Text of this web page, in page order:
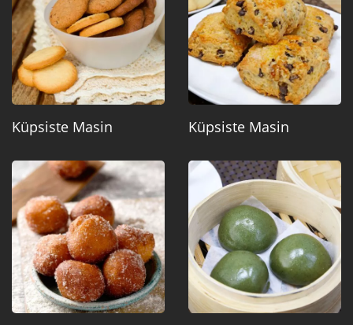
Küpsiste Masin Küpsiste Masin